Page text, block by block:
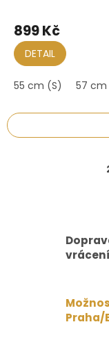
899 Kč
DETAIL
55 cm (S) 57 cm
Praha/